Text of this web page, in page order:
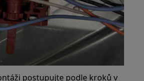
postupujte podle kroků v